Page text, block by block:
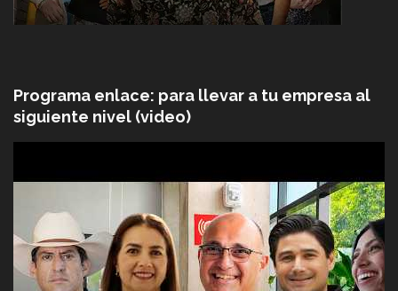
Programa enlace: para llevar a tu empresa al
siguiente nivel (video)